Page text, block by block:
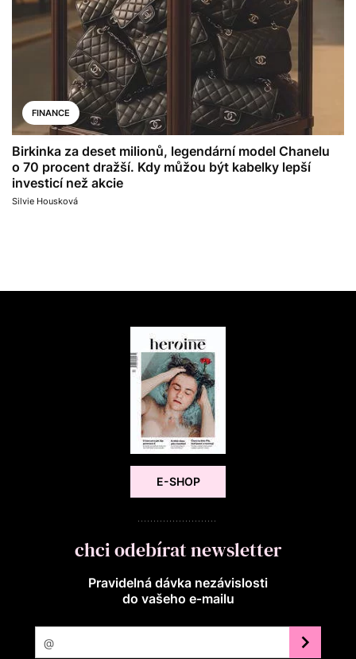
FINANCE
Birkinka za deset milionů, legendární model Chanelu
o 70 procent dražší. Kdy můžou být kabelky lepší
investicí než akcie
Silvie Housková
E-SHOP
chci odebírat newsletter
Pravidelná dávka nezávislosti
do vašeho e‑mailu